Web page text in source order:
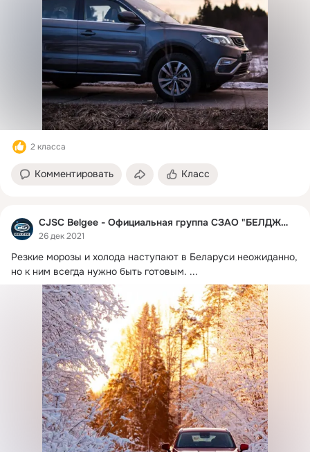
2 класса
Комментировать Класс
CJSC Belgee - Официальная группа СЗАО "БЕЛДЖИ"
26 дек 2021
Резкие морозы и холода наступают в Беларуси неожиданно,
но к ним всегда нужно быть готовым. ...